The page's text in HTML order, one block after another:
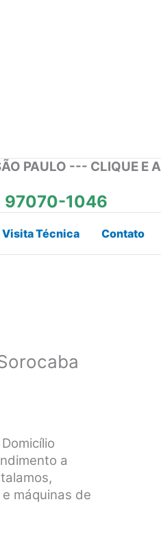
PAULO --- CLIQUE E
97070-1046
Visita Técnica Contato
a
máquinas de